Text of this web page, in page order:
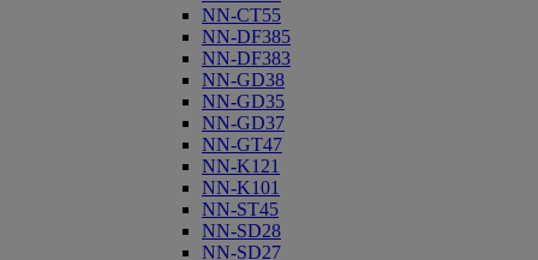
NN-CT55
NN-DF385
NN-DF383
NN-GD38
NN-GD35
NN-GD37
NN-GT47
NN-K121
NN-K101
NN-ST45
NN-SD28
NN-SD27